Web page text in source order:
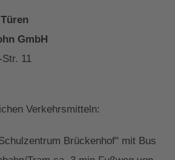
GmbH
11
Verkehrsmitteln:
Brückenhof" mit Bus